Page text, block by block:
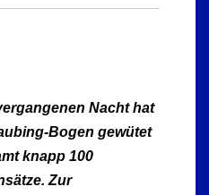
Nacht hat
Bogen gewütet
knapp 100
Zur